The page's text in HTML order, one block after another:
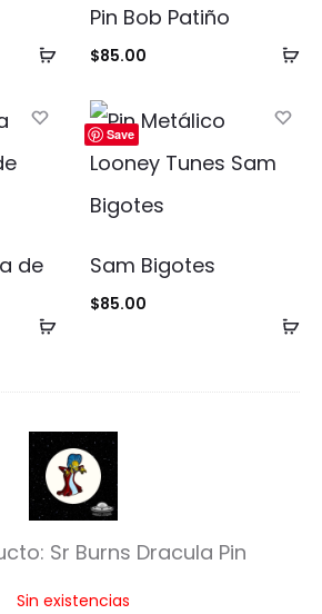
Añadir
carrito
Pin Bob Patiño
$85.00
Añadir
carrito
de
Save
Sam Bigotes
$85.00
S
r
B
u
Sr Burns Dracula Pin
Sin existencias